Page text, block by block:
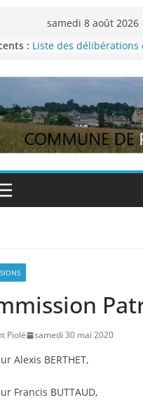
samedi 8 août 2026
: Liste des délibérations
Permanence France
Voyager en Europe
Enquête INSEE
Liste des délibérations
municipal en date du
Piolé samedi 30 mai 2020
Alexis BERTHET,
Francis BUTTAUD,